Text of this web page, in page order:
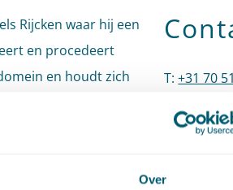
Over
Rijcken waar hij een
en procedeert
en houdt zich
cliënten op het
T:+31 70